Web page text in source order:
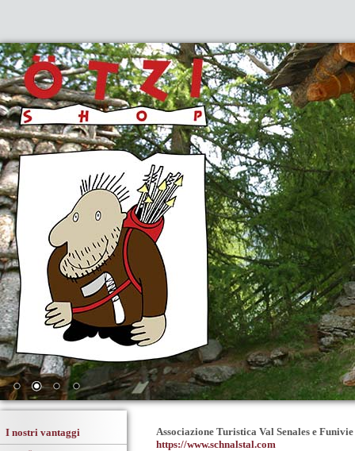
I nostri vantaggi
Associazione Turistica Val Senales e
https://www.schnalstal.com